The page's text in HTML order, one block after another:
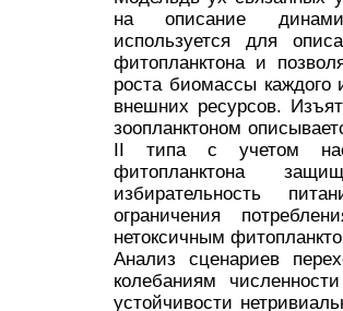
на описание
используется для
фитопланктона и
роста биомассы каждого
внешних ресурсов.
зоопланктоном
II типа с учетом
фитопланктона
избирательность
ограничения
нетоксичным
Анализ сценариев
колебаниям
устойчивости